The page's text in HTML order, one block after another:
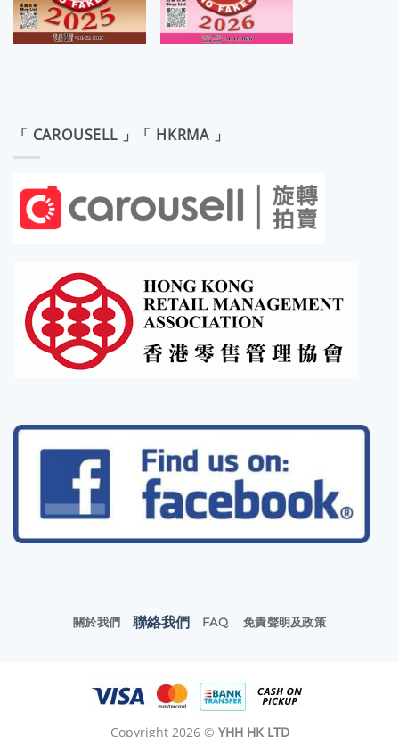
「 CAROUSELL 」「 HKRMA 」
關於我們 聯絡我們 FAQ 免責聲明及政策
Copyright 2026 © YHH HK LTD